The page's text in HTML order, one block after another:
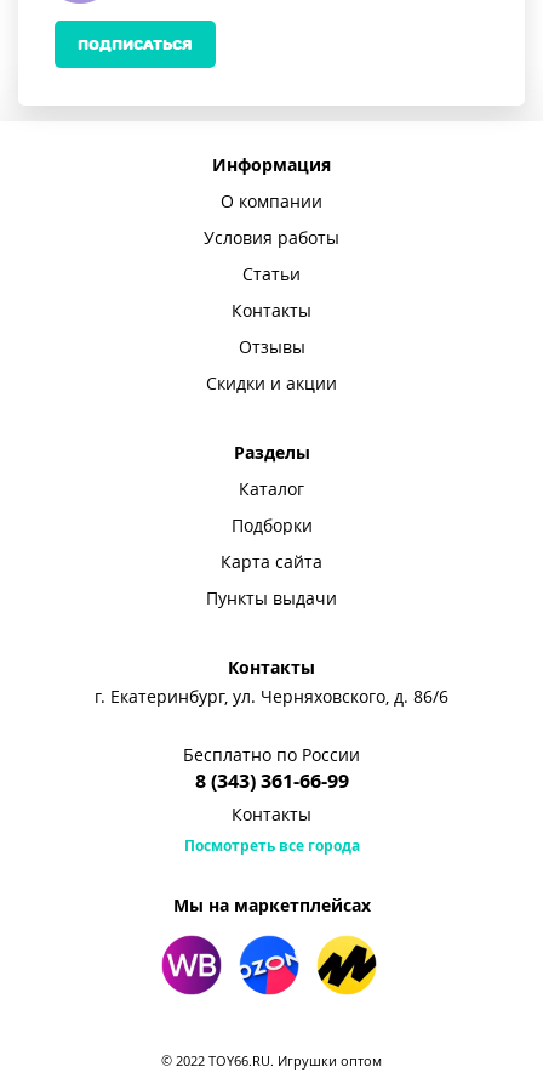
ПОДПИСАТЬСЯ
Информация
О компании
Условия работы
Статьи
Контакты
Отзывы
Скидки и акции
Разделы
Каталог
Подборки
Карта сайта
Пункты выдачи
Контакты
г. Екатеринбург, ул. Черняховского, д. 86/6
Бесплатно по России
8 (343) 361-66-99
Контакты
Посмотреть все города
Мы на маркетплейсах
© 2022 TOY66.RU. Игрушки оптом